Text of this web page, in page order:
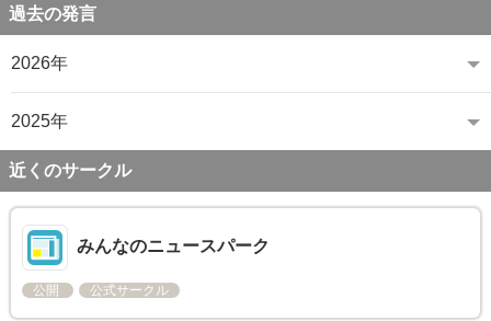
過去の発言
2026年
2025年
近くのサークル
みんなのニュースパーク
公開 公式サークル